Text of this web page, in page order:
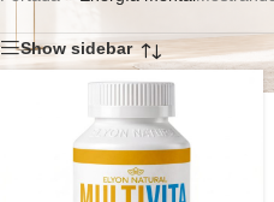
Show sidebar